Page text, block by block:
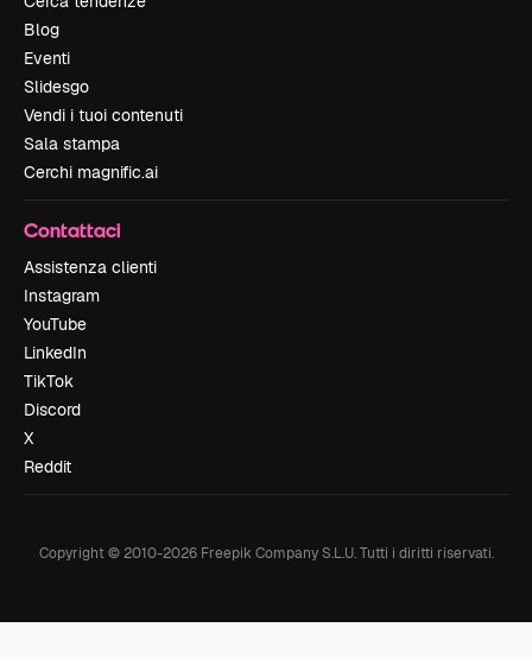
Blog
Eventi
Slidesgo
Vendi i tuoi contenuti
Sala stampa
Cerchi magnific.ai
Contattaci
Assistenza clienti
Instagram
YouTube
LinkedIn
TikTok
Discord
X
Reddit
Copyright © 2010-2026Freepik Company S.L.U. Tutti i diritti riservati.